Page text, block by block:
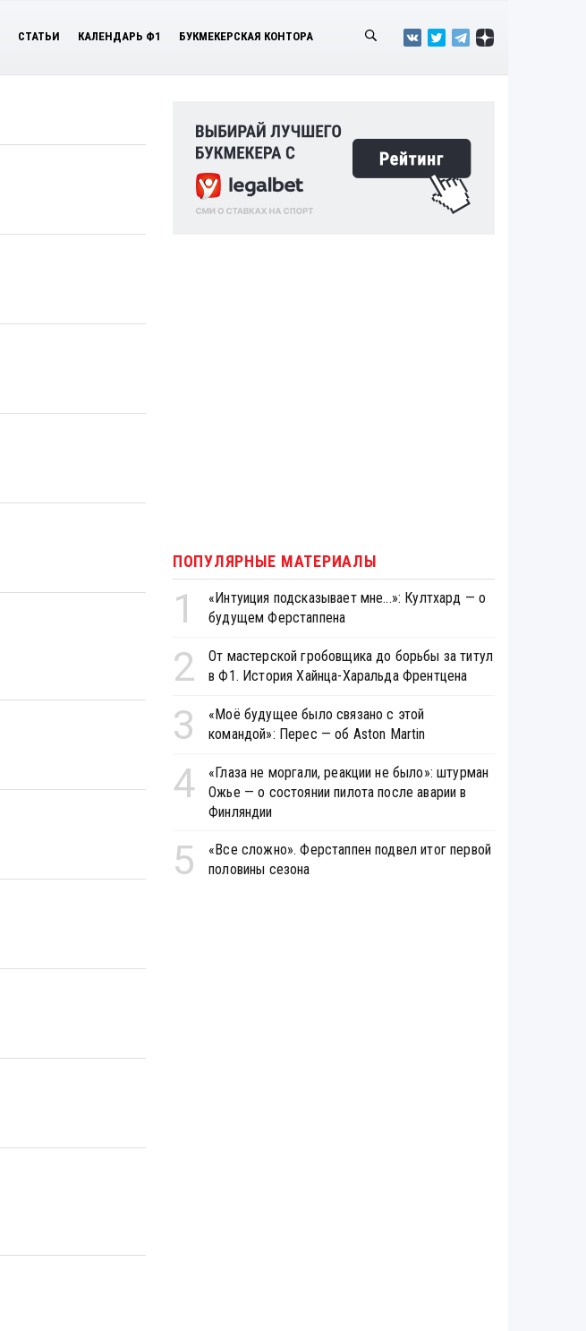
СТАТЬИ КАЛЕНДАРЬ Ф1 БУКМЕКЕРСКАЯ КОНТОРА
ПОПУЛЯРНЫЕ МАТЕРИАЛЫ
1
«Интуиция подсказывает мне...»: Култхард — о
будущем Ферстаппена
2
От мастерской гробовщика до борьбы за титул
в Ф1. История Хайнца-Харальда Френтцена
3
«Моё будущее было связано с этой
командой»: Перес — об Aston Martin
4
«Глаза не моргали, реакции не было»: штурман
Ожье — о состоянии пилота после аварии в
Финляндии
5
«Все сложно». Ферстаппен подвел итог первой
половины сезона